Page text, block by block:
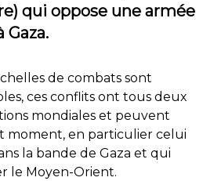
qui oppose une armée
Gaza.
de combats sont
ces conflits ont tous deux
mondiales et peuvent
moment, en particulier celui
la bande de Gaza et qui
le Moyen-Orient.